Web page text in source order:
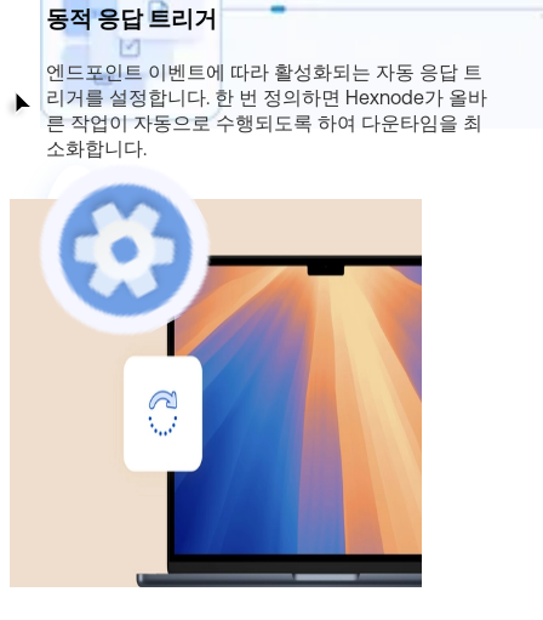
동적 응답 트리거
엔드포인트 이벤트에 따라 활성화되는 자동 응답 트
리거를 설정합니다. 한 번 정의하면 Hexnode가 올바
른 작업이 자동으로 수행되도록 하여 다운타임을 최
소화합니다.